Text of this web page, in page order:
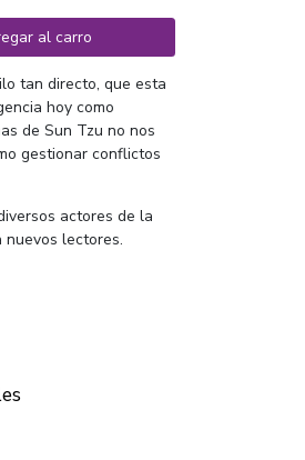
al carro
tan directo, que esta
hoy como
de Sun Tzu no nos
gestionar conflictos
actores de la
nuevos lectores.